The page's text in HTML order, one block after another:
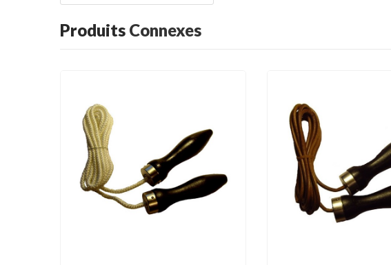
Produits Connexes